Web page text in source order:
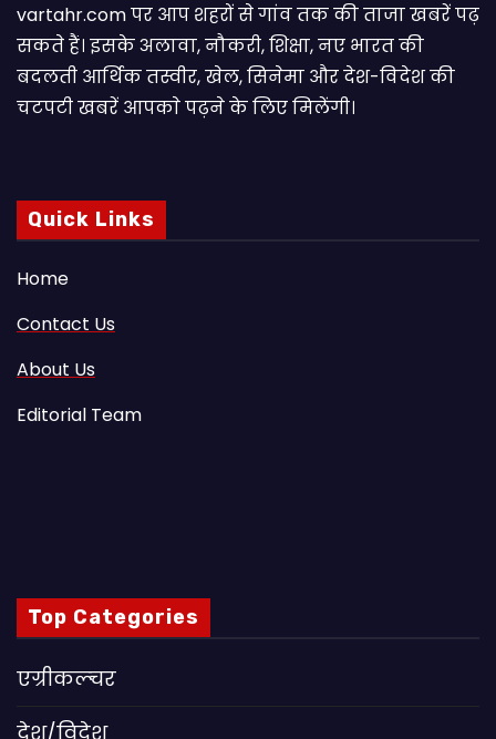
vartahr.com पर आप शहरों से गांव तक की ताजा खबरें पढ़
सकते हैं। इसके अलावा, नौकरी, शिक्षा, नए भारत की
बदलती आर्थिक तस्वीर, खेल, सिनेमा और देश-विदेश की
चटपटी खबरें आपकाे पढ़ने के लिए मिलेंगी।
Quick Links
Home
Contact Us
About Us
Editorial Team
Top Categories
एग्रीकल्चर
देश/विदेश